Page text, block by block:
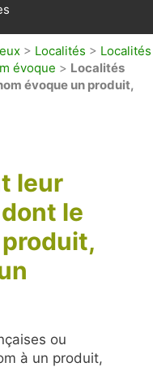
> Localités > Localités
évoque > Localités
évoque un produit,
leur
le
ou
à un produit,